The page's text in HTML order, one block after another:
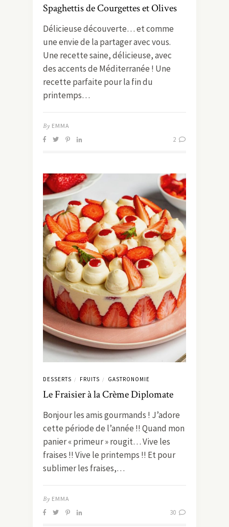
Spaghettis de Courgettes et Olives
Délicieuse découverte… et comme
une envie de la partager avec vous.
Une recette saine, délicieuse, avec
des accents de Méditerranée ! Une
recette parfaite pour la fin du
printemps…
By EMMA
2
DESSERTS / FRUITS / GASTRONOMIE
Le Fraisier à la Crème Diplomate
Bonjour les amis gourmands ! J’adore
cette période de l’année !! Quand mon
panier « primeur » rougit… Vive les
fraises !! Vive le printemps !! Et pour
sublimer les fraises,…
By EMMA
30